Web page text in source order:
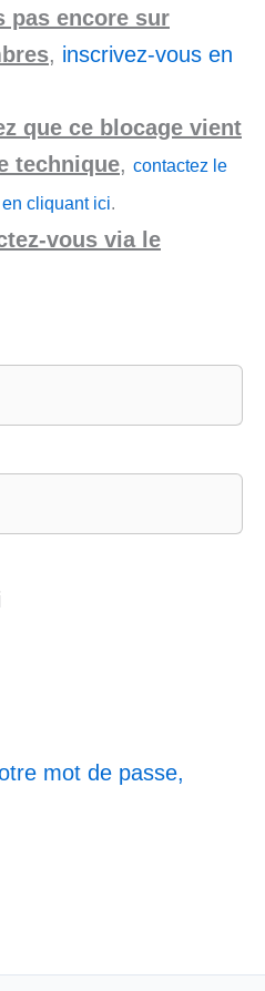
pas encore sur
, inscrivez-vous en
que ce blocage vient
technique, contactez le
cliquant ici.
vous via le
mot de passe,